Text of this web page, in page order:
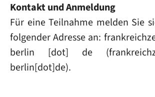
Kontakt und Anmeldung
Für eine Teilnahme melden Sie
folgender Adresse an:
berlin [dot] de
berlin[dot]de).